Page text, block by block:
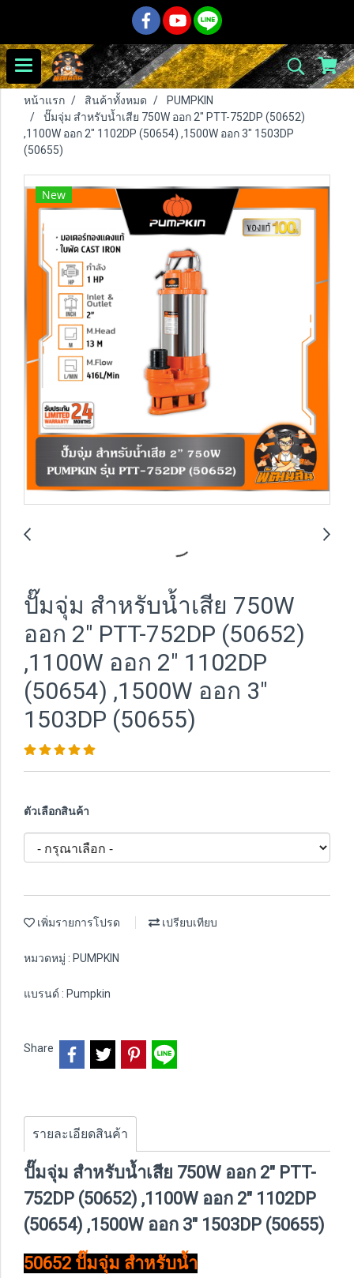
หน้าแรก สินค้าทั้งหมด
PUMPKIN
ปั๊มจุ่ม สำหรับน้ำเสีย 750W ออก 2" PTT-752DP (50652)
,1100W ออก 2" 1102DP (50654) ,1500W ออก 3" 1503DP
(50655)
New
ปั๊มจุ่ม สำหรับน้ำเสีย 750W
ออก 2" PTT-752DP (50652)
,1100W ออก 2" 1102DP
(50654) ,1500W ออก 3"
1503DP (50655)
ตัวเลือกสินค้า
เพิ่มรายการโปรด เปรียบเทียบ
หมวดหมู่ : PUMPKIN
แบรนด์ : Pumpkin
Share
รายละเอียดสินค้า
ปั๊มจุ่ม สำหรับน้ำเสีย 750W ออก 2" PTT-
752DP (50652) ,1100W ออก 2" 1102DP
(50654) ,1500W ออก 3" 1503DP (50655)
50652 ปั๊มจุ่ม สำหรับน้ำ